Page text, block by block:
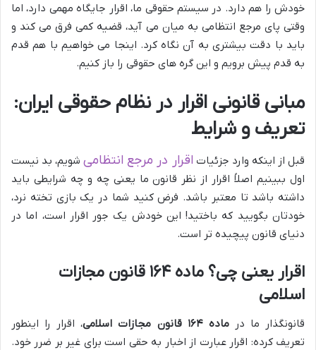
خودش را هم دارد. در سیستم حقوقی ما، اقرار جایگاه مهمی دارد، اما
وقتی پای مرجع انتظامی به میان می آید، قضیه کمی فرق می کند و
باید با دقت بیشتری به آن نگاه کرد. اینجا می خواهیم با هم قدم
به قدم پیش برویم و این گره های حقوقی را باز کنیم.
مبانی قانونی اقرار در نظام حقوقی ایران:
تعریف و شرایط
قبل از اینکه وارد جزئیات اقرار در مرجع انتظامیشویم، بد نیست
اول ببینیم اصلاً اقرار از نظر قانون ما یعنی چه و چه شرایطی باید
داشته باشد تا معتبر باشد. فرض کنید شما در یک بازی تخته نرد،
خودتان بگویید که باختید! این خودش یک جور اقرار است، اما در
دنیای قانون پیچیده تر است.
اقرار یعنی چی؟ ماده ۱۶۴ قانون مجازات
اسلامی
قانونگذار ما درماده ۱۶۴ قانون مجازات اسلامی
، اقرار را اینطور
تعریف کرده: اقرار عبارت از اخبار به حقی است برای غیر بر ضرر خود.